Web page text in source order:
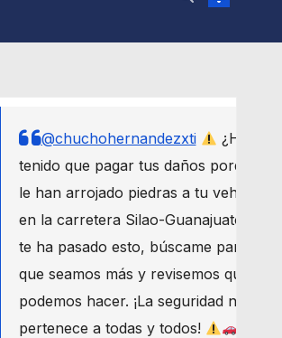
@chuchohernandezxti
¿Has
tenido que pagar tus daños porque
le han arrojado piedras a tu vehículo
en la carretera Silao-Guanajuato? Si
te ha pasado esto, búscame para
que seamos más y revisemos qué
podemos hacer. ¡La seguridad nos
pertenece a todas y todos!